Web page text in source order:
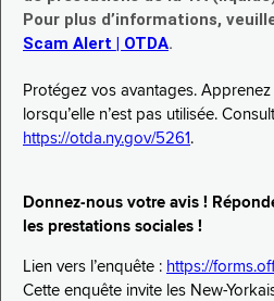
Pour plus d’informations,
Scam Alert | OTDA.
Protégez vos avantages. Apprenez
lorsqu’elle n’est pas utilisée.
https://otda.ny.gov/5261 .
Donnez-nous votre avis !
les prestations sociales !
Lien vers l’enquête : https://
Cette enquête invite les New-